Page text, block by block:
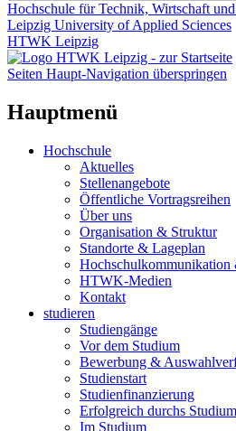
Hochschule für Technik, Wirtschaft
Leipzig University of Applied Sciences
HTWK Leipzig
Seiten Haupt-Navigation überspringen
Hauptmenü
Hochschule
Aktuelles
Stellenangebote
Öffentliche Vortragsreihen
Über uns
Organisation & Struktur
Standorte & Lageplan
HTWK-Medien
Kontakt
studieren
Studiengänge
Vor dem Studium
Bewerbung &
Studienstart
Studienfinanzierung
Erfolgreich durchs Studium
Im Studium